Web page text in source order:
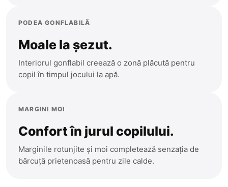
PODEA GONFLABILĂ
Moale la șezut.
Interiorul gonflabil creează o zonă plăcută pentru
copil în timpul jocului la apă.
MARGINI MOI
Confort în jurul copilului.
Marginile rotunjite și moi completează senzația de
bărcuță prietenoasă pentru zile calde.
Sport
Teleghidate
Arme
Mașinuțe
Bucătării
Comrat
Donduseni
Drochia
Dubasari
Edinet